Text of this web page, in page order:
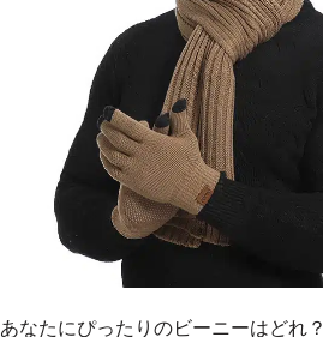
あなたにぴったりのビーニーはどれ？